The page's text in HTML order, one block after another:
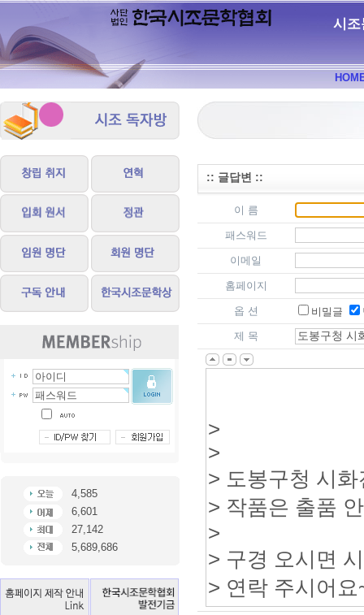
시조
4,585
6,601
27,142
5,689,686
:: 글답변 ::
이 름
패스워드
이메일
홈페이지
옵 션 비밀글
제 목